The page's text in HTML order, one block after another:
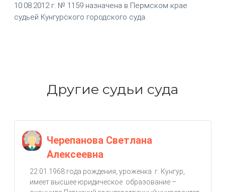
10.08.2012 г. № 1159 назначена в Пермском крае
судьей Кунгурского городского суда.
Другие судьи суда
Черепанова Светлана
Алексеевна
22.01.1968 года рождения, уроженка г. Кунгур,
имеет высшее юридическое образование –